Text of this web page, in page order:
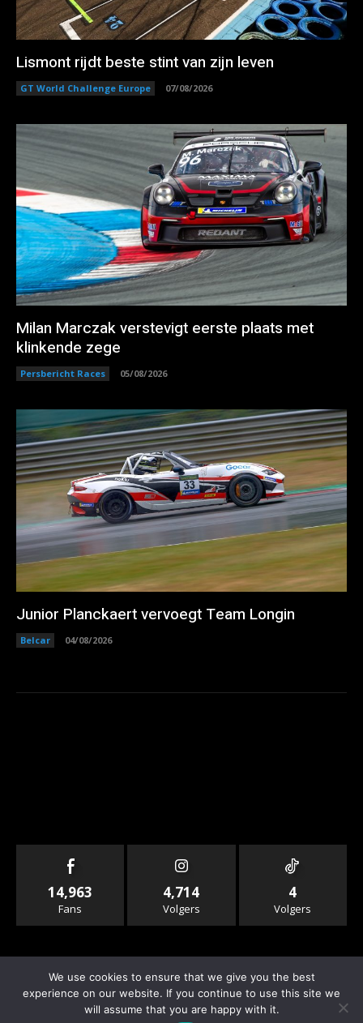
Lismont rijdt beste stint van zijn leven
GT World Challenge Europe 07/08/2026
Milan Marczak verstevigt eerste plaats met
klinkende zege
Persbericht Races 05/08/2026
Junior Planckaert vervoegt Team Longin
Belcar 04/08/2026
14,963
Fans
4,714
Volgers
4
Volgers
We use cookies to ensure that we give you the best
experience on our website. If you continue to use this site we
will assume that you are happy with it.